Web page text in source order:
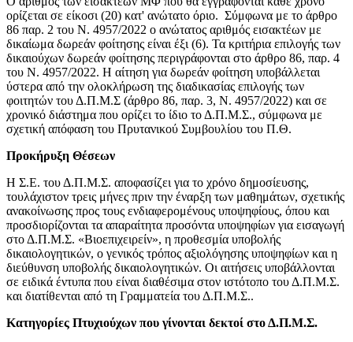
ορίζεται σε είκοσι (20) κατ' ανώτατο όριο. Σύμφωνα με το άρθρο
86 παρ. 2 του Ν. 4957/2022 ο ανώτατος αριθμός εισακτέων με
δικαίωμα δωρεάν φοίτησης είναι έξι (6). Τα κριτήρια επιλογής των
δικαιούχων δωρεάν φοίτησης περιγράφονται στο άρθρο 86, παρ. 4
του Ν. 4957/2022. Η αίτηση για δωρεάν φοίτηση υποβάλλεται
ύστερα από την ολοκλήρωση της διαδικασίας επιλογής των
φοιτητών του Δ.Π.Μ.Σ (άρθρο 86, παρ. 3, Ν. 4957/2022) και σε
χρονικό διάστημα που ορίζει το ίδιο το Δ.Π.Μ.Σ., σύμφωνα με
σχετική απόφαση του Πρυτανικού Συμβουλίου του Π.Θ.
Προκήρυξη Θέσεων
Η Σ.Ε. του Δ.Π.Μ.Σ. αποφασίζει για το χρόνο δημοσίευσης,
τουλάχιστον τρεις μήνες πριν την έναρξη των μαθημάτων, σχετικής
ανακοίνωσης προς τους ενδιαφερομένους υποψηφίους, όπου και
προσδιορίζονται τα απαραίτητα προσόντα υποψηφίων για εισαγωγή
στο Δ.Π.Μ.Σ. «Βιοεπιχειρείν», η προθεσμία υποβολής
δικαιολογητικών, ο γενικός τρόπος αξιολόγησης υποψηφίων και η
διεύθυνση υποβολής δικαιολογητικών. Οι αιτήσεις υποβάλλονται
σε ειδικά έντυπα που είναι διαθέσιμα στον ιστότοπο του Δ.Π.Μ.Σ.
και διατίθενται από τη Γραμματεία του Δ.Π.Μ.Σ..
Κατηγορίες Πτυχιούχων που γίνονται δεκτοί στο Δ.Π.Μ.Σ.